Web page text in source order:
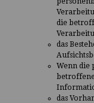
die
das
Wenn die
das